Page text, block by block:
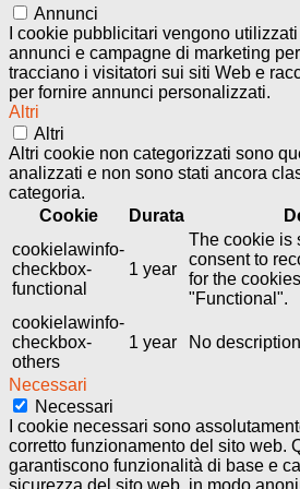
Annunci
I cookie pubblicitari vengono
annunci e campagne di marketing
tracciano i visitatori sui siti Web e
per fornire annunci personalizzati.
Altri
Altri
Altri cookie non categorizzati sono
analizzati e non sono stati ancora
categoria.
Cookie
Durata
cookielawinfo-
checkbox-
functional
1 year
The cookie is
consent to
for the
"Functional".
cookielawinfo-
checkbox-
others
1 year No description
Necessari
Necessari
I cookie necessari sono
corretto funzionamento del sito web.
garantiscono funzionalità di base e
sicurezza del sito web, in modo